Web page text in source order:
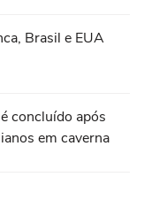
Brasil e EUA
concluído após
em caverna